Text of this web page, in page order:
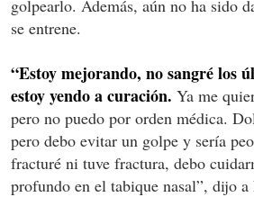
golpearlo. Además, aún no ha sido
se entrene.
“Estoy mejorando, no sangré los
estoy yendo a curación. Ya me
pero no puedo por orden médica.
pero debo evitar un golpe y sería
fracturé ni tuve fractura, debo
profundo en el tabique nasal”, dijo a